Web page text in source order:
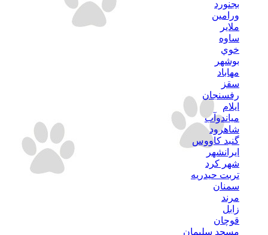
بجنورد
ورامين
ملاير
ساوه
خوي
بوشهر
مهاباد
سقز
رفسنجان
ايلام
مياندوآب
شاهرود
گنبد كاووس
ايرانشهر
شهر كرد
تربت حيدريه
سمنان
مرند
زابل
قوچان
مسجد سليمان